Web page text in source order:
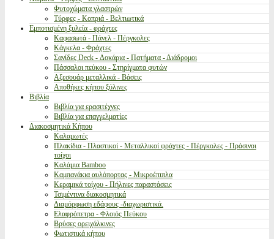
Φυτοχώματα γλαστρών
Τύρφες - Κοπριά - Βελτιωτικά
Εμποτισμένη ξυλεία - φράχτες
Καφασωτά - Πάνελ - Πέργκολες
Κάγκελα - Φράχτες
Σανίδες Deck - Δοκάρια - Πατήματα - Διάδρομοι
Πάσσαλοι πεύκου - Στηρίγματα φυτών
Αξεσουάρ μεταλλικά - Βάσεις
Αποθήκες κήπου ξύλινες
Βιβλία
Βιβλία για ερασιτέχνες
Βιβλία για επαγγελματίες
Διακοσμητικά Κήπου
Καλαμωτές
Πλακίδια - Πλαστικοί - Μεταλλικοί φράχτες - Πέργκολες - Πράσινοι
τοίχοι
Καλάμια Bamboo
Καμπανάκια αυλόπορτας - Μικροέπιπλα
Κεραμικά τοίχου - Πήλινες παραστάσεις
Τσιμέντινα διακοσμητικά
Διαμόρφωση εδάφους -διαχωριστικά.
Ελαφρόπετρα - Φλοιός Πεύκου
Βρύσες ορειχάλκινες
Φωτιστικά κήπου